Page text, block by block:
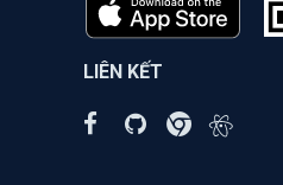
LIÊN KẾT